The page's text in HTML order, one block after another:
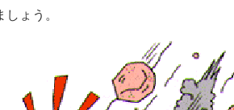
ょう。